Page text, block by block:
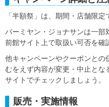
「半額祭」は、期間・店舗限定
バーミヤン・ジョナサンは一部
前館サイト上で取扱い可否を確
他キャンペーンやクーポンと
むをえず内容が変更・中止と
サイトでチェックしましょう。
販売・実施情報